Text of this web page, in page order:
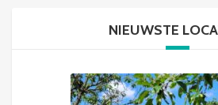
NIEUWSTE